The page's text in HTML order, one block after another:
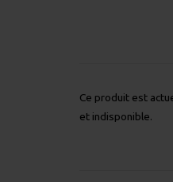
Ce produit est
et indisponible.